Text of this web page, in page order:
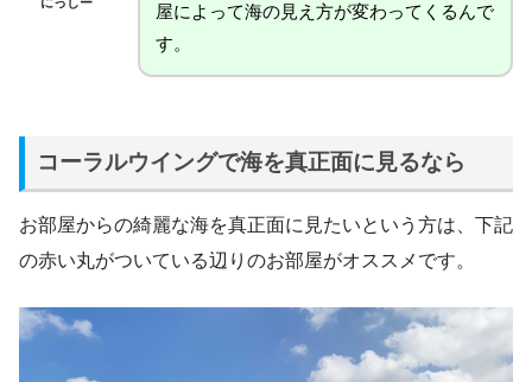
屋によって海の見え方が変わってくるんで
す。
コーラルウイングで海を真正面に見るなら
お部屋からの綺麗な海を真正面に見たいという方は、下記
の赤い丸がついている辺りのお部屋がオススメです。